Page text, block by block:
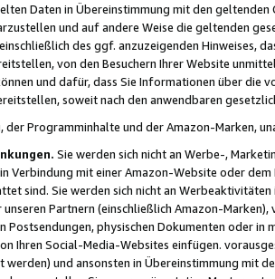
Daten in Übereinstimmung mit den
und auf andere Weise die geltenden
des ggf. anzuzeigenden Hinweises,
von den Besuchern Ihrer Website
und dafür, dass Sie Informationen über die
soweit nach den anwendbaren
der Programminhalte und der Amazon-Marken,
Sie werden sich nicht an Werbe-,
Verbindung mit einer Amazon-Website oder
sind. Sie werden sich nicht an
unseren Partnern (einschließlich Amazon-
Postsendungen, physischen Dokumenten oder in
Ihren Social-Media-Websites einfügen.
werden) und ansonsten in Übereinstimmung mit